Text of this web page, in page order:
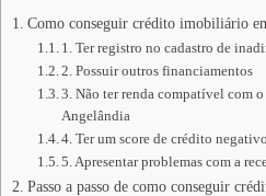
Como conseguir crédito imobiliário
1. Ter registro no cadastro de
2. Possuir outros financiamentos
3. Não ter renda compatível com
Angelândia
4. Ter um score de crédito negativo
5. Apresentar problemas com a
Passo a passo de como conseguir